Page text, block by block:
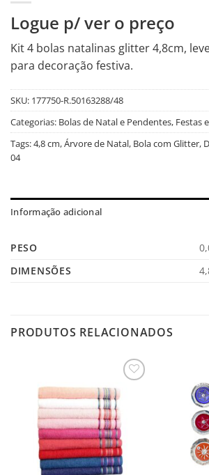
Logue p/ ver o preço
Kit 4 bolas natalinas glitter 4,8cm,
para decoração festiva.
SKU: 177750-R.50163288/48
Categorias: Bolas de Natal e Pendentes, Festas
Tags:4,8 cm,Árvore de Natal, Bola com Glitter,
04
Informação adicional
PESO
DIMENSÕES
PRODUTOS RELACIONADOS
Salvar